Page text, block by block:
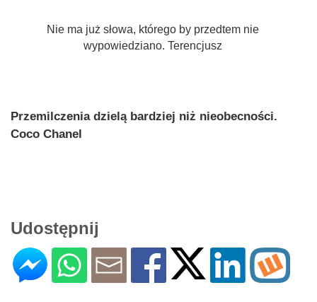
Nie ma już słowa, którego by przedtem nie
wypowiedziano. Terencjusz
Przemilczenia dzielą bardziej niż nieobecności.
Coco Chanel
Udostępnij